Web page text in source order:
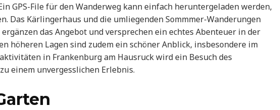
GPS-File für den Wanderweg kann einfach heruntergeladen werden,
Das Kärlingerhaus und die umliegenden Sommmer-Wanderungen
das Angebot und versprechen ein echtes Abenteuer in der
höheren Lagen sind zudem ein schöner Anblick, insbesondere im
in Frankenburg am Hausruck wird ein Besuch des
einem unvergesslichen Erlebnis.